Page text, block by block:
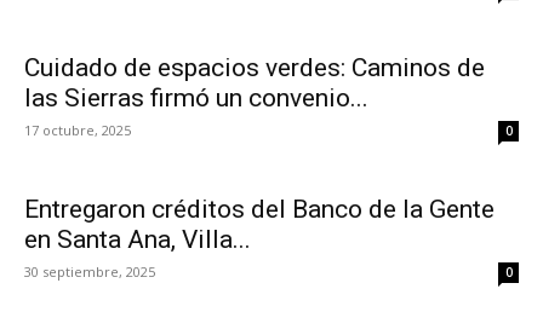
Cuidado de espacios verdes: Caminos de
las Sierras firmó un convenio...
17 octubre, 2025 0
Entregaron créditos del Banco de la Gente
en Santa Ana, Villa...
30 septiembre, 2025 0